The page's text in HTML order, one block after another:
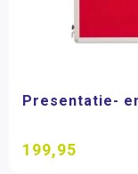
Presentatie-
199,95